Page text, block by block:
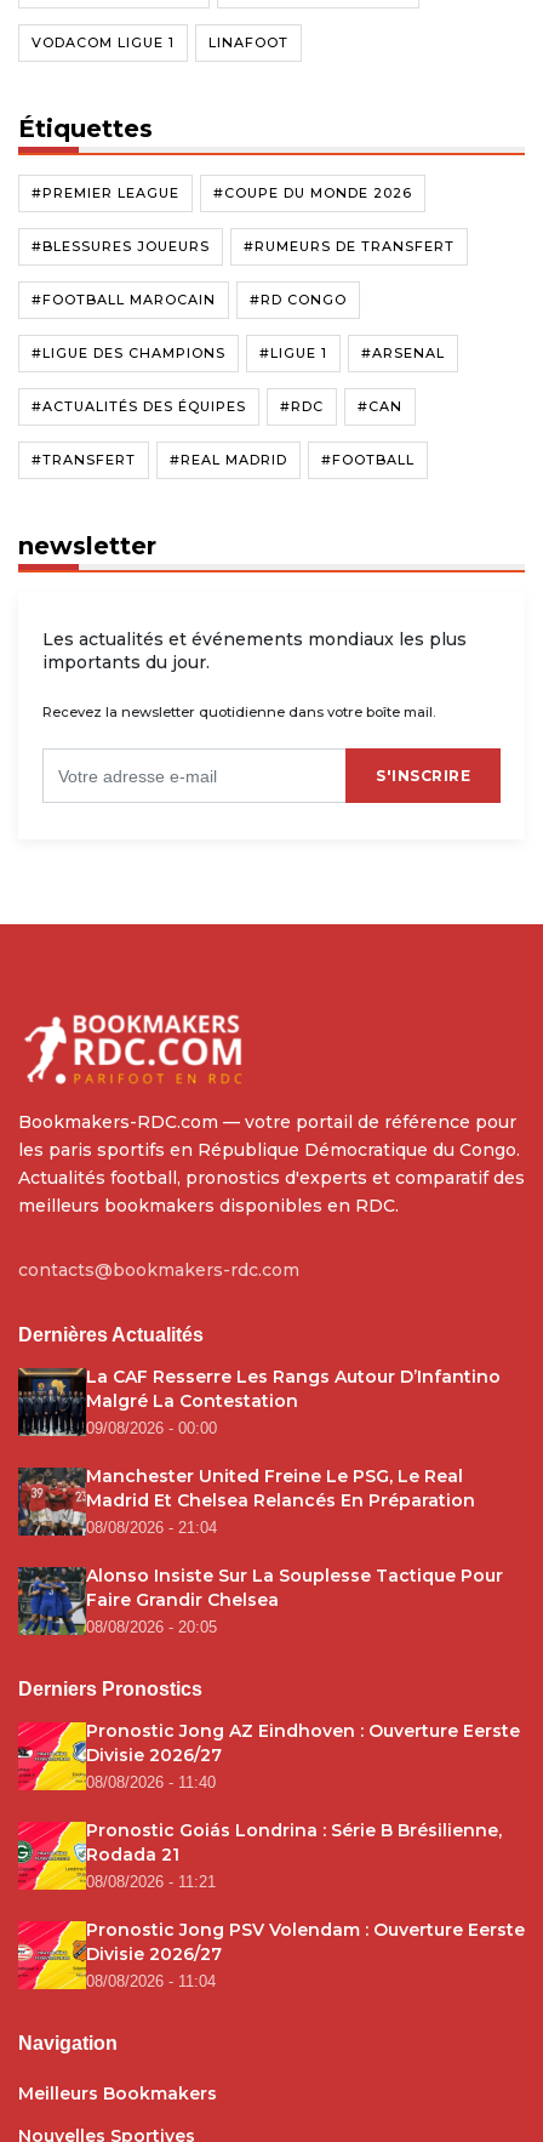
VODACOM LIGUE 1 LINAFOOT
Étiquettes
#PREMIER LEAGUE #COUPE DU MONDE 2026
#BLESSURES JOUEURS #RUMEURS DE TRANSFERT
#FOOTBALL MAROCAIN #RD CONGO
#LIGUE DES CHAMPIONS #LIGUE 1 #ARSENAL
#ACTUALITÉS DES ÉQUIPES #RDC #CAN
#TRANSFERT #REAL MADRID #FOOTBALL
newsletter
Les actualités et événements mondiaux les plus
importants du jour.
Recevez la newsletter quotidienne dans votre boîte mail.
S'INSCRIRE
Bookmakers-RDC.com — votre portail de référence pour
les paris sportifs en République Démocratique du Congo.
Actualités football, pronostics d'experts et comparatif des
meilleurs bookmakers disponibles en RDC.
contacts@bookmakers-rdc.com
Dernières Actualités
La CAF Resserre Les Rangs Autour D’Infantino
Malgré La Contestation
09/08/2026 - 00:00
Manchester United Freine Le PSG, Le Real
Madrid Et Chelsea Relancés En Préparation
08/08/2026 - 21:04
Alonso Insiste Sur La Souplesse Tactique Pour
Faire Grandir Chelsea
08/08/2026 - 20:05
Derniers Pronostics
Pronostic Jong AZ Eindhoven : Ouverture Eerste
Divisie 2026/27
08/08/2026 - 11:40
Pronostic Goiás Londrina : Série B Brésilienne,
Rodada 21
08/08/2026 - 11:21
Pronostic Jong PSV Volendam : Ouverture Eerste
Divisie 2026/27
08/08/2026 - 11:04
Navigation
Meilleurs Bookmakers
Nouvelles Sportives